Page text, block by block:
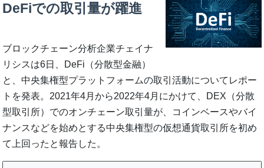
DeFiでの取引量が躍進
ブロックチェーン分析企業チェイナ
リシスは6日、DeFi（分散型金融）
と、中央集権型プラットフォームの取引活動についてレポー
トを発表。2021年4月から2022年4月にかけて、DEX（分散
型取引所）でのオンチェーン取引量が、コインベースやバイ
ナンスなどを始めとする中央集権型の仮想通貨取引所を初め
て上回ったと報告した。